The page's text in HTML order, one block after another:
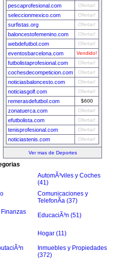
pescaprofesional.com Ofertar!
seleccionmexico.com Ofertar!
surfistas.org Ofertar!
baloncestofemenino.com Ofertar!
webdefutbol.com Ofertar!
eventosbarcelona.com Vendido!
futbolistaprofesional.com Ofertar!
cochesdecompeticion.com Ofertar!
noticiasbaloncesto.com Ofertar!
noticiasgolf.com Ofertar!
remerasdefutbol.com $600
zonatuerca.com Ofertar!
efutbolista.com Ofertar!
tenisprofesional.com Ofertar!
noticiastenis.com Ofertar!
Ver mas de Deportes
AutomÃ³viles y Coches
(41)
Comunicaciones y
TelefonÃ­a (37)
EducaciÃ³n (51)
Hogar (11)
Inmuebles y Propiedades
(372)